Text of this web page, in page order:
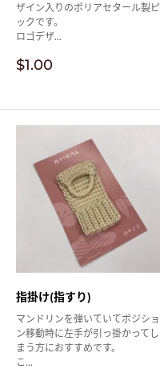
ザイン入りのポリアセタール製ピ
ックです。
ロゴデザ...
販
売
格
$1.00
指掛け(指すり)
マンドリンを弾いていてポジショ
ン移動時に左手が引っ掛かってし
まう方におすすめです。
こ...